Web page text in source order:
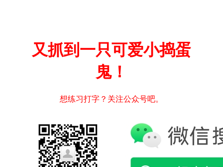
又抓到一只可爱小捣蛋
鬼！
想练习打字？关注公众号吧。